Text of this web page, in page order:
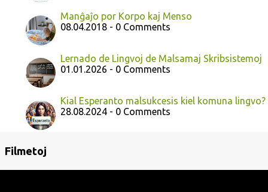
Manĝaĵo por Korpo kaj Menso
08.04.2018 - 0 Comments
Lernado de Lingvoj de Malsamaj Skribsistemoj
01.01.2026 - 0 Comments
Kial Esperanto malsukcesis kiel komuna lingvo?
28.08.2024 - 0 Comments
Filmetoj